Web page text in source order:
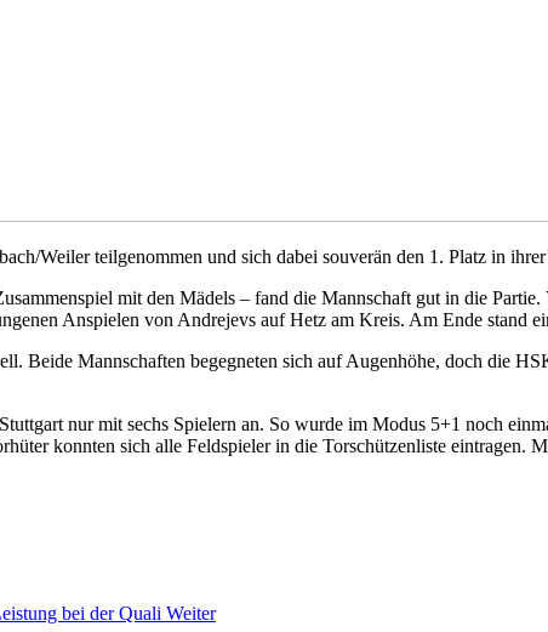
Weiler teilgenommen und sich dabei souverän den 1. Platz in
mit den Mädels – fand die Mannschaft gut in die Partie.
Anspielen von Andrejevs auf Hetz am Kreis. Am Ende stand
Beide Mannschaften begegneten sich auf Augenhöhe, doch die
nur mit sechs Spielern an. So wurde im Modus 5+1 noch
konnten sich alle Feldspieler in die Torschützenliste eintragen.
bei der Quali Weiter